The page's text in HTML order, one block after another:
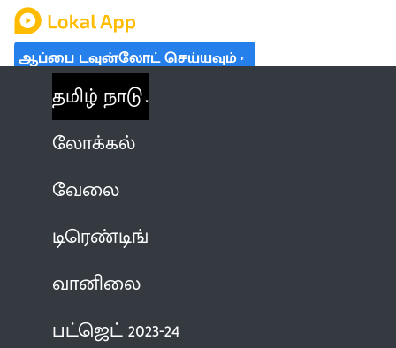
ஆப்பை டவுன்லோட் செய்யவும்
தமிழ் நாடு
லோக்கல்
வேலை
டிரெண்டிங்
வானிலை
பட்ஜெட் 2023-24